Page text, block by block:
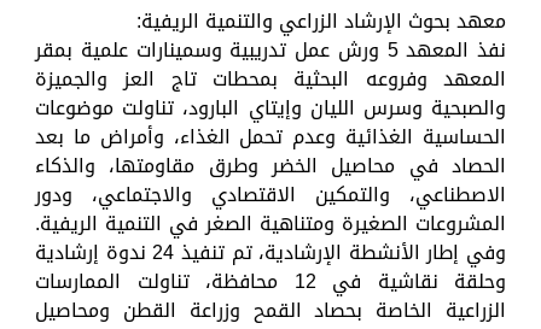
معهد بحوث الإرشاد الزراعي والتنمية الريفية:
نفذ المعهد 5 ورش عمل تدريبية وسمينارات علمية بمقر
المعهد وفروعه البحثية بمحطات تاج العز والجميزة
والصبحية وسرس الليان وإيتاي البارود، تناولت موضوعات
الحساسية الغذائية وعدم تحمل الغذاء، وأمراض ما بعد
الحصاد في محاصيل الخضر وطرق مقاومتها، والذكاء
الاصطناعي، والتمكين الاقتصادي والاجتماعي، ودور
المشروعات الصغيرة ومتناهية الصغر في التنمية الريفية.
وفي إطار الأنشطة الإرشادية، تم تنفيذ 24 ندوة إرشادية
وحلقة نقاشية في 12 محافظة، تناولت الممارسات
الزراعية الخاصة بحصاد القمح وزراعة القطن ومحاصيل